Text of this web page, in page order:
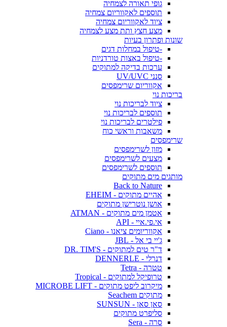
גופי תאורה לצמחיה
תוספים לאקווריום צמחיה
ציוד לאקווריום צמחיה
מצע חצץ ותת מצע לצמחיה
שונות ופתרון בעיות
-טיפול במחלות דגים
-טיפול באצות טורדניות
ערכות בדיקה למתוקים
סנני UV/UVC
אקווריום שרימפסים
בריכות נוי
ציוד לבריכות נוי
תוספים לבריכות נוי
פילטרים לבריכות נוי
משאבות וראשי כוח
שרימפסים
מזון לשרימפסים
מצעים לשרימפסים
תוספים לשרימפסים
מותגים מים מתוקים
Back to Nature
אהיים מתוקים - EHEIM
אושן נוטרישן מתוקים
אטמן מים מתוקים - ATMAN
אי.פי.איי - API
אקווריומים ציאנו - Ciano
ג'יי בי אל - JBL
ד"ר טים למתוקים - DR. TIM'S
דנרלי - DENNERLE
טטרה - Tetra
טרופיקל למתוקים - Tropical
מיקרוב ליפט מתוקים - MICROBE LIFT
מתוקים Seachem
סאן סאן - SUNSUN
סליפרט מתוקים
סרה - Sera